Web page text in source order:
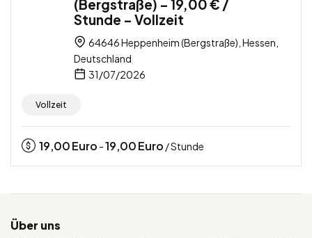
(Bergstraße) – 19,00 € /
Stunde – Vollzeit
64646 Heppenheim (Bergstraße), Hessen,
Deutschland
31/07/2026
Vollzeit
19,00Euro -19,00Euro / Stunde
Über uns